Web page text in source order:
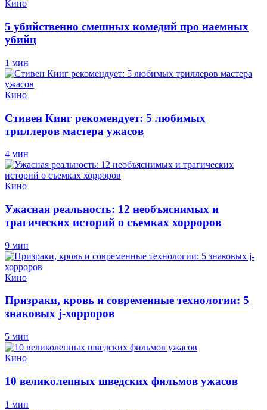
Кино
5 убийственно смешных комедий про наемных
убийц
1 мин
Кино
Стивен Кинг рекомендует: 5 любимых
триллеров мастера ужасов
4 мин
Кино
Ужасная реальность: 12 необъяснимых и
трагических историй о съемках хорроров
9 мин
Кино
Призраки, кровь и современные технологии: 5
знаковых j-хорроров
5 мин
Кино
10 великолепных шведских фильмов ужасов
1 мин